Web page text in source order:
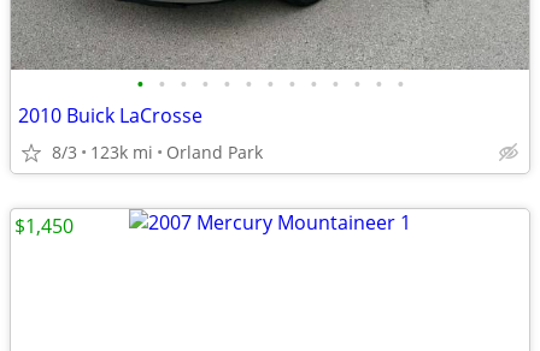
• • • • • • • • • • • • •
2010 Buick LaCrosse
8/3 123k mi Orland Park
$1,450